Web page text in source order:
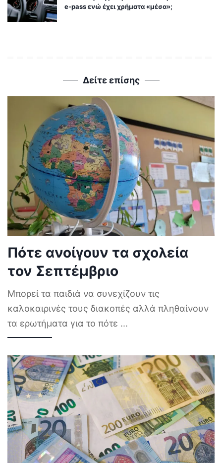
e-pass ενώ έχει χρήματα «μέσα»;
Δείτε επίσης
Πότε ανοίγουν τα σχολεία
τον Σεπτέμβριο
Μπορεί τα παιδιά να συνεχίζουν τις
καλοκαιρινές τους διακοπές αλλά πληθαίνουν
τα ερωτήματα για το πότε ...